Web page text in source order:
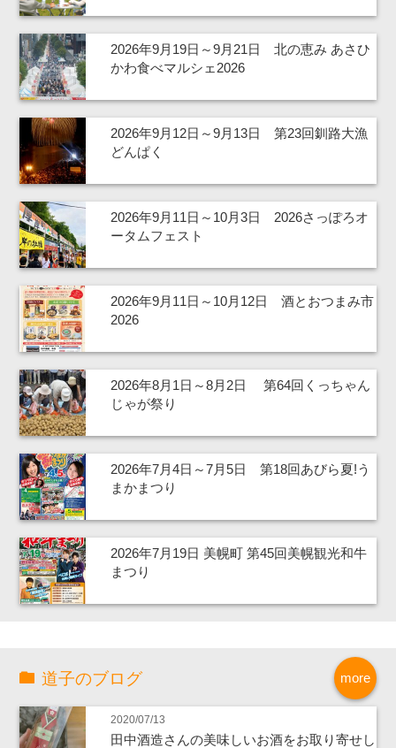
2026年9月19日～9月21日 北の恵み あさひ
かわ食べマルシェ2026
2026年9月12日～9月13日 第23回釧路大漁
どんぱく
2026年9月11日～10月3日 2026さっぽろオ
ータムフェスト
2026年9月11日～10月12日 酒とおつまみ市
2026
2026年8月1日～8月2日 第64回くっちゃん
じゃが祭り
2026年7月4日～7月5日 第18回あびら夏!う
まかまつり
2026年7月19日 美幌町 第45回美幌観光和牛
まつり
more
道子のブログ
2020/07/13
田中酒造さんの美味しいお酒をお取り寄せし